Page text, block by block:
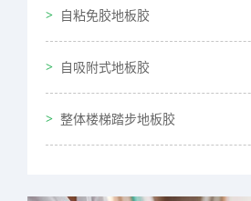
自粘免胶地板胶
自吸附式地板胶
整体楼梯踏步地板胶